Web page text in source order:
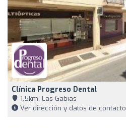
Clínica Progreso Dental
1,5km, Las Gabias
Ver dirección y datos de contacto